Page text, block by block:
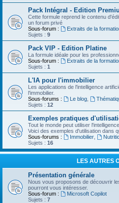
Pack Intégral - Edition
Cette formule reprend le contenu
un forum privé
Sous-forum :
Extraits de la
Sujets : 9
Pack VIP - Edition Platine
La formule idéale pour les
Sous-forum :
Extraits de la
Sujets : 1
L'IA pour l'immobilier
Les applications de l'intelligence
l'immobilier.
Sous-forums :
Le blog,
Sujets : 12
Exemples pratiques
Tout le monde peut utiliser
Voici des exemples d'utilisation dans
Sous-forums :
Immobilier,
Sujets : 16
LES AUTRES
Présentation générale
Nous vous proposons de découvrir
pourront vous intéresser.
Sous-forum :
Microsoft Copilot
Sujets : 7